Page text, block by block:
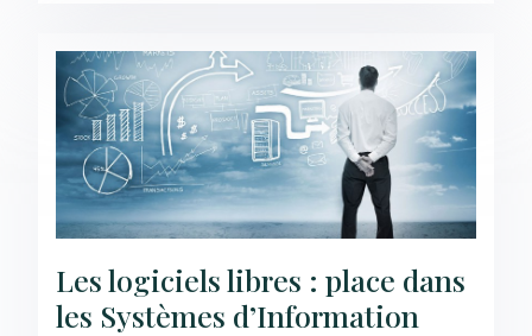
Les logiciels libres : place dans
les Systèmes d’Information